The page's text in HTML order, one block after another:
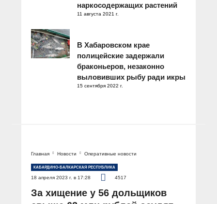
наркосодержащих растений
11 августа 2021 г.
В Хабаровском крае
полицейские задержали
браконьеров, незаконно
выловивших рыбу ради икры
15 сентября 2022 г.
Главная Новости Оперативные новости
КАБАРДИНО-БАЛКАРСКАЯ РЕСПУБЛИКА
18 апреля 2023 г. в 17:28 4517
За хищение у 56 дольщиков